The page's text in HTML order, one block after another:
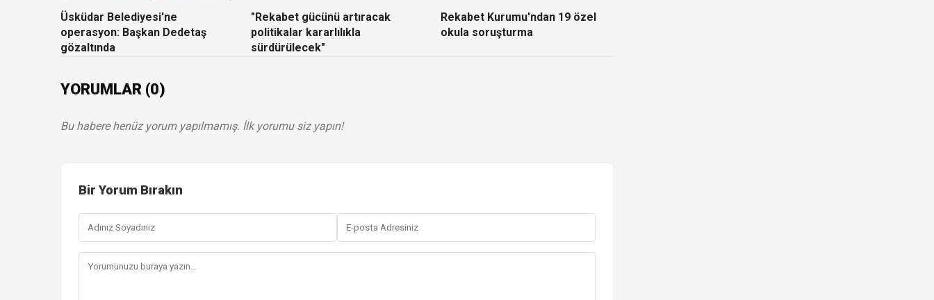
Üsküdar Belediyesi'ne
operasyon: Başkan Dedetaş
gözaltında
"Rekabet gücünü artıracak
politikalar kararlılıkla
sürdürülecek"
Rekabet Kurumu'ndan 19 özel
okula soruşturma
YORUMLAR (0)
Bu habere henüz yorum yapılmamış. İlk yorumu siz yapın!
Bir Yorum Bırakın